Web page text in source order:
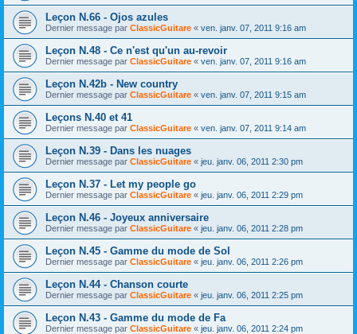
Leçon N.66 - Ojos azules
Dernier message par ClassicGuitare « ven. janv. 07, 2011 9:16 am
Leçon N.48 - Ce n'est qu'un au-revoir
Dernier message par ClassicGuitare « ven. janv. 07, 2011 9:16 am
Leçon N.42b - New country
Dernier message par ClassicGuitare « ven. janv. 07, 2011 9:15 am
Leçons N.40 et 41
Dernier message par ClassicGuitare « ven. janv. 07, 2011 9:14 am
Leçon N.39 - Dans les nuages
Dernier message par ClassicGuitare « jeu. janv. 06, 2011 2:30 pm
Leçon N.37 - Let my people go
Dernier message par ClassicGuitare « jeu. janv. 06, 2011 2:29 pm
Leçon N.46 - Joyeux anniversaire
Dernier message par ClassicGuitare « jeu. janv. 06, 2011 2:28 pm
Leçon N.45 - Gamme du mode de Sol
Dernier message par ClassicGuitare « jeu. janv. 06, 2011 2:26 pm
Leçon N.44 - Chanson courte
Dernier message par ClassicGuitare « jeu. janv. 06, 2011 2:25 pm
Leçon N.43 - Gamme du mode de Fa
Dernier message par ClassicGuitare « jeu. janv. 06, 2011 2:24 pm